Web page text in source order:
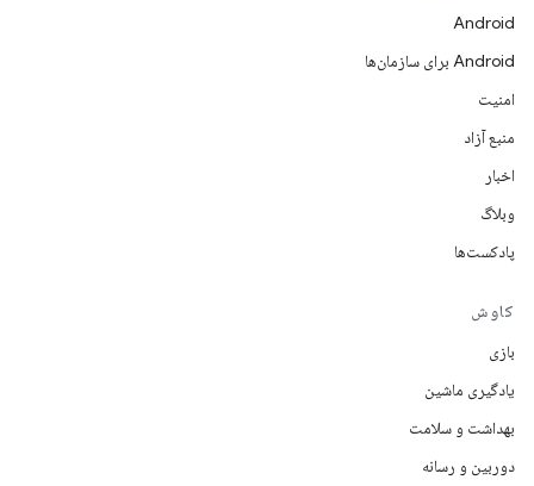
Android
Android برای سازمان‌ها
امنیت
منبع آزاد
اخبار
وبلاگ
پادکست‌ها
کاوش
بازی
یادگیری ماشین
بهداشت و سلامت
دوربین و رسانه